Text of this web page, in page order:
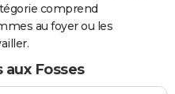
comprend
au foyer ou les
Fosses